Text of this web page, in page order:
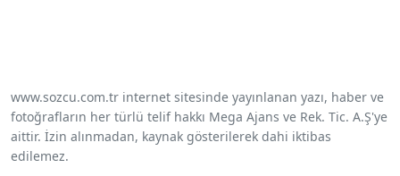
www.sozcu.com.tr internet sitesinde yayınlanan yazı, haber ve
fotoğrafların her türlü telif hakkı Mega Ajans ve Rek. Tic. A.Ş'ye
aittir. İzin alınmadan, kaynak gösterilerek dahi iktibas
edilemez.